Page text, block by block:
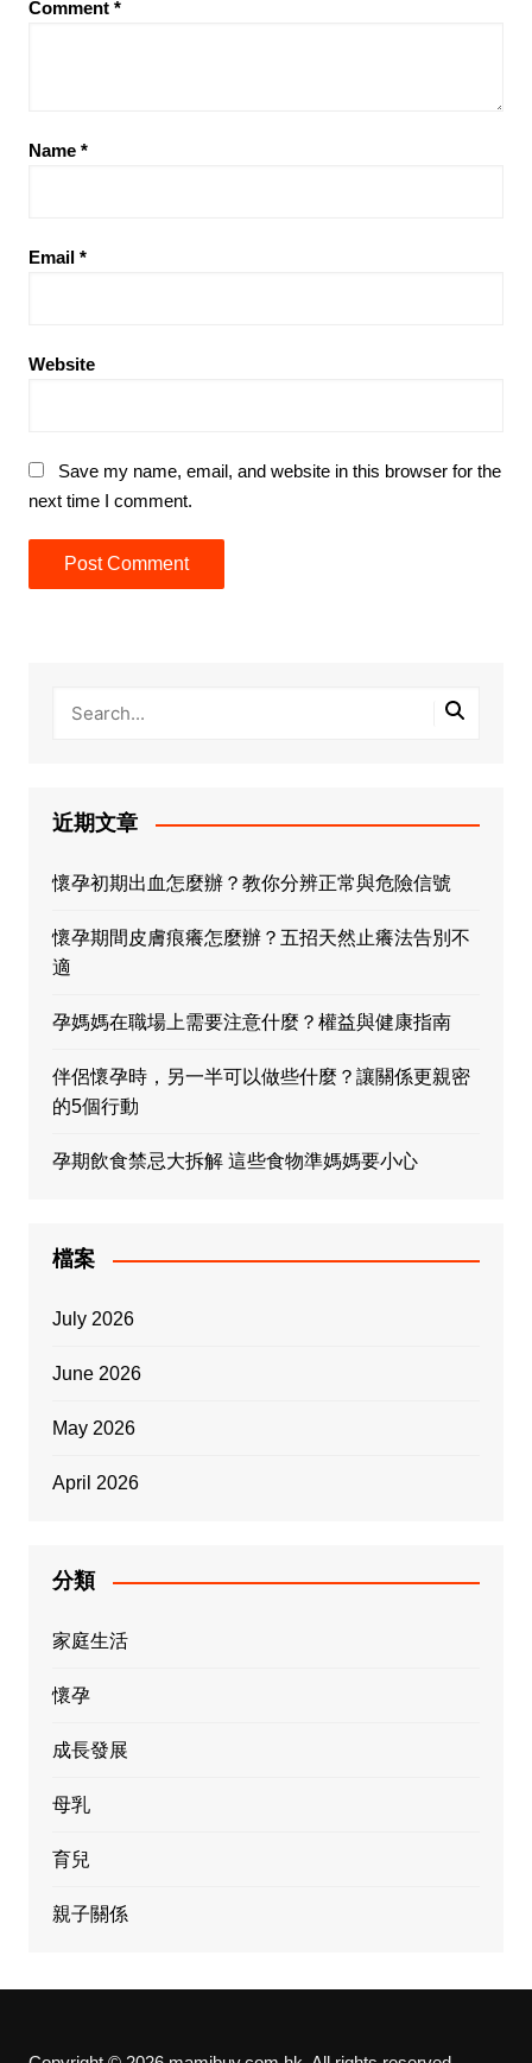
Comment *
Name *
Email *
Website
Save my name, email, and website in this browser for the
next time I comment.
近期文章
懷孕初期出血怎麼辦？教你分辨正常與危險信號
懷孕期間皮膚痕癢怎麼辦？五招天然止癢法告別不
適
孕媽媽在職場上需要注意什麼？權益與健康指南
伴侶懷孕時，另一半可以做些什麼？讓關係更親密
的5個行動
孕期飲食禁忌大拆解 這些食物準媽媽要小心
檔案
July 2026
June 2026
May 2026
April 2026
分類
家庭生活
懷孕
成長發展
母乳
育兒
親子關係